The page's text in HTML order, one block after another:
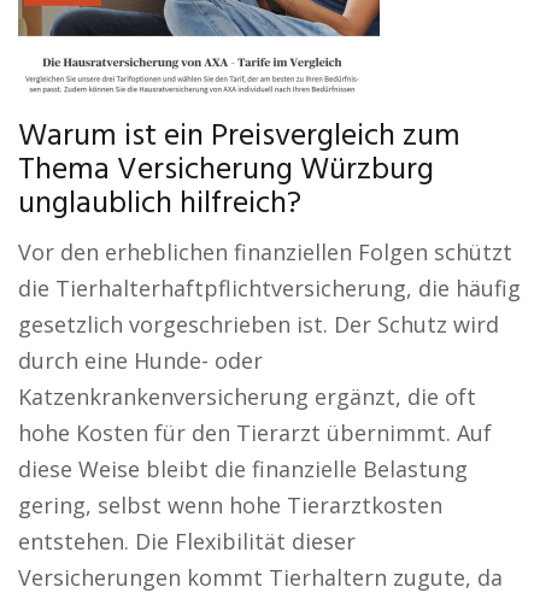
Warum ist ein Preisvergleich zum
Thema Versicherung Würzburg
unglaublich hilfreich?
Vor den erheblichen finanziellen Folgen schützt
die Tierhalterhaftpflichtversicherung, die häufig
gesetzlich vorgeschrieben ist. Der Schutz wird
durch eine Hunde- oder
Katzenkrankenversicherung ergänzt, die oft
hohe Kosten für den Tierarzt übernimmt. Auf
diese Weise bleibt die finanzielle Belastung
gering, selbst wenn hohe Tierarztkosten
entstehen. Die Flexibilität dieser
Versicherungen kommt Tierhaltern zugute, da